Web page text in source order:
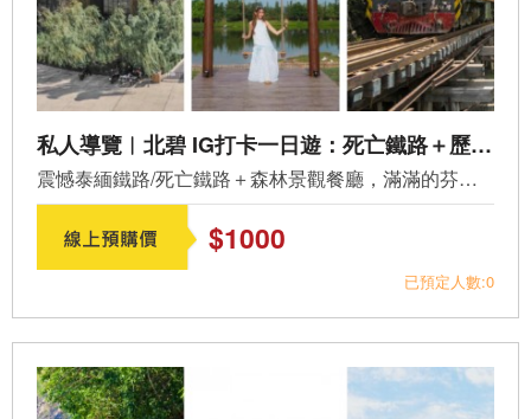
私人導覽︱北碧 IG打卡一日遊：死亡鐵路＋歷史遺跡＋咖啡館(PV-KB02)
震憾泰緬鐵路/死亡鐵路＋森林景觀餐廳，滿滿的芬多精，人文...
$1000
已預定人數:0